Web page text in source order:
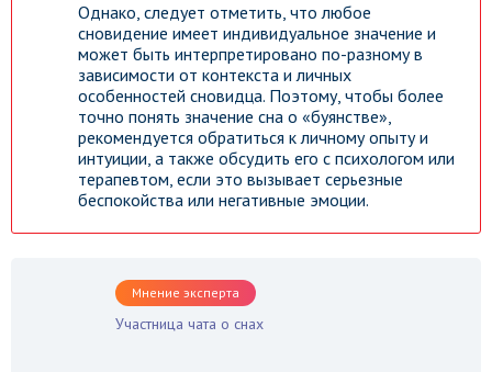
Однако, следует отметить, что любое
сновидение имеет индивидуальное значение и
может быть интерпретировано по-разному в
зависимости от контекста и личных
особенностей сновидца. Поэтому, чтобы более
точно понять значение сна о «буянстве»,
рекомендуется обратиться к личному опыту и
интуиции, а также обсудить его с психологом или
терапевтом, если это вызывает серьезные
беспокойства или негативные эмоции.
Мнение эксперта
Участница чата о снах